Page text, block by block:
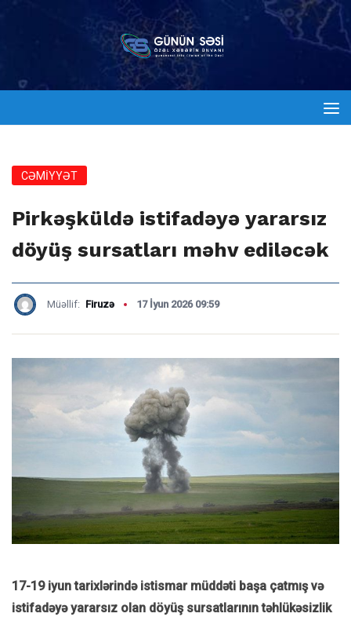
CƏMİYYƏT
Pirkəşküldə istifadəyə yararsız
döyüş sursatları məhv ediləcək
Müəllif: Firuzə 17 İyun 2026 09:59
17-19 iyun tarixlərində istismar müddəti başa çatmış və
istifadəyə yararsız olan döyüş sursatlarının təhlükəsizlik